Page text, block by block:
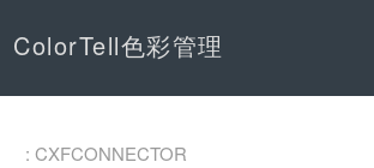
ColorTell色彩管理
: CXFCONNECTOR